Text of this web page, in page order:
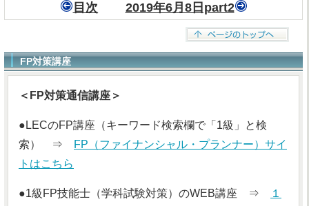
目次 2019年6月8日part2
FP対策講座
＜FP対策通信講座＞
●LECのFP講座（キーワード検索欄で「1級」と検
索） ⇒
FP（ファイナンシャル・プランナー）サイ
トはこちら
●1級FP技能士（学科試験対策）のWEB講座 ⇒
１